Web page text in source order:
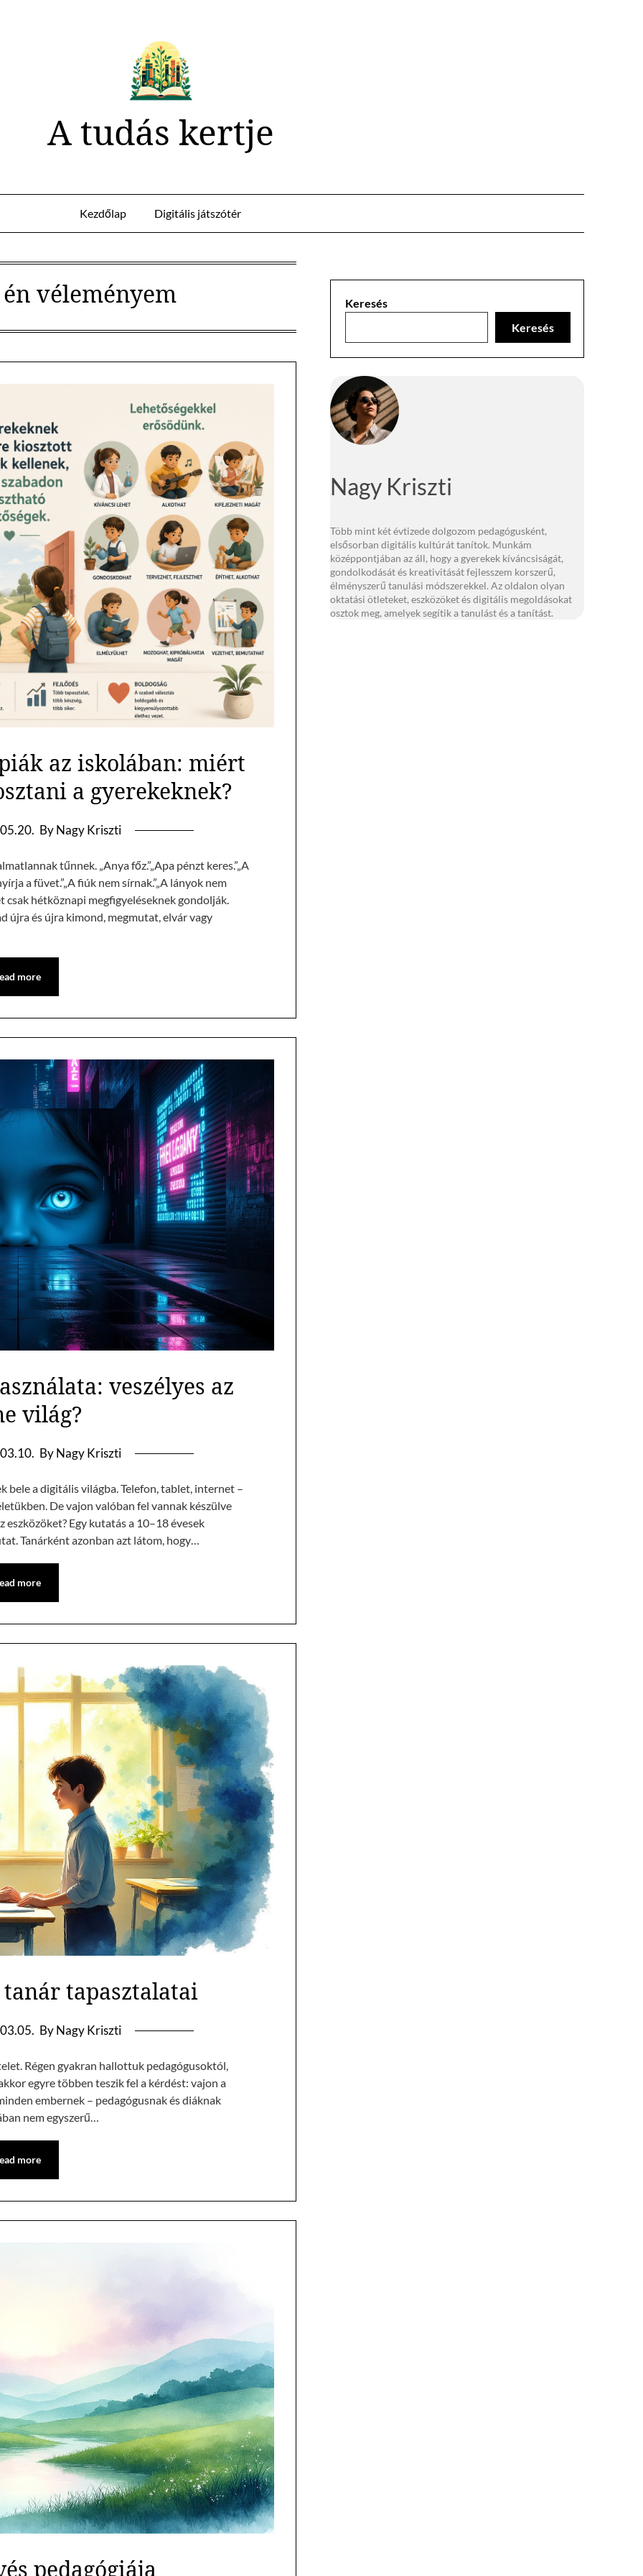
A tudás kertje
Kezdőlap Digitális játszótér
véleményem
az iskolában: miért
a gyerekeknek?
By Nagy Kriszti
tűnnek. „Anya főz.”„Apa pénzt keres.”„A
a füvet.”„A fiúk nem sírnak.”„A lányok nem
csak hétköznapi megfigyeléseknek gondolják.
újra és újra kimond, megmutat, elvár vagy
more
veszélyes az
világ?
By Nagy Kriszti
bele a digitális világba. Telefon, tablet, internet –
De vajon valóban fel vannak készülve
eszközöket? Egy kutatás a 10–18 évesek
Tanárként azonban azt látom, hogy…
more
tanár tapasztalatai
By Nagy Kriszti
Régen gyakran hallottuk pedagógusoktól,
egyre többen teszik fel a kérdést: vajon a
embernek – pedagógusnak és diáknak
nem egyszerű…
more
pedagógiája
Keresés
Keresés
Nagy Kriszti
Több mint két évtizede dolgozom pedagógusként,
elsősorban digitális kultúrát tanítok. Munkám
középpontjában az áll, hogy a gyerekek kíváncsiságát,
gondolkodását és kreativitását fejlesszem korszerű,
élményszerű tanulási módszerekkel. Az oldalon olyan
oktatási ötleteket, eszközöket és digitális megoldásokat
osztok meg, amelyek segítik a tanulást és a tanítást.